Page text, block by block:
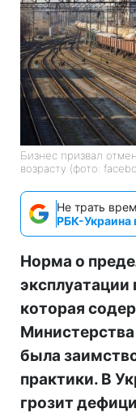
Бизнес призвал
возрасту (фото:
Не трать
РБК-Украина
Норма о
эксплуатации
которая
была
практики. В
грозит